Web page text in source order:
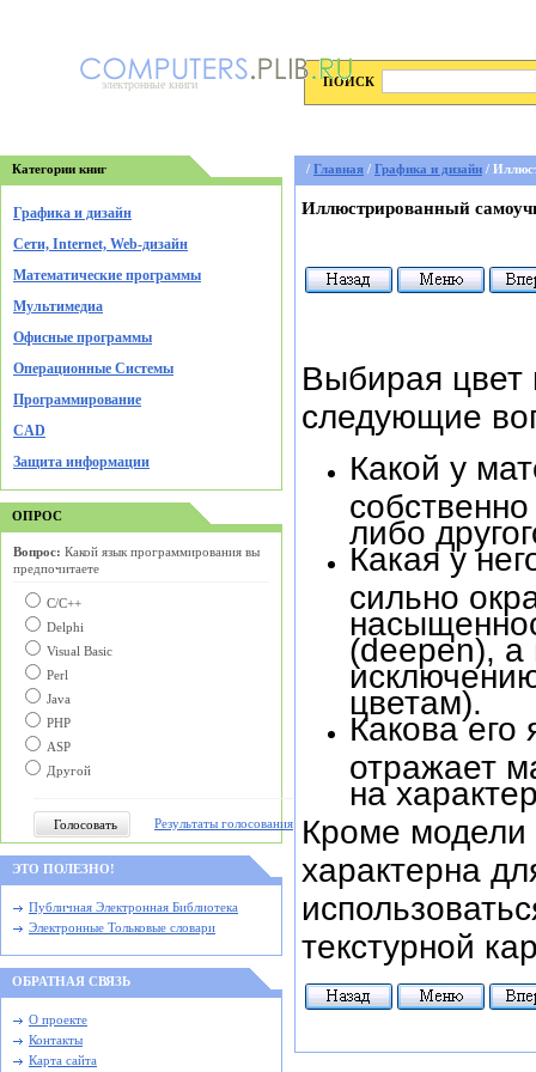
электронные книги ПОИСК
Категории книг
Графика и дизайн
Cети, Internet, Web-дизайн
Математические программы
Мультимедиа
Офисные программы
Операционные Системы
Программирование
CAD
Защита информации
ОПРОС
Вопрос: Какой язык программирования вы
предпочитаете
С/C++
Delphi
Visual Basic
Perl
Java
PHP
ASP
Другой
Результаты голосования
ЭТО ПОЛЕЗНО!
Публичная Электронная Библиотека
Электронные Тольковые словари
ОБРАТНАЯ СВЯЗЬ
О проекте
Контакты
Карта сайта
/ Главная / Графика и дизайн /
Иллюстрированный
Выбирая цвет
следующие
Какой у
собственно
либо
Какая у
сильно
(deepen), а
цветам).
Какова его
отражает
на
Кроме модели
характерна
текстурной